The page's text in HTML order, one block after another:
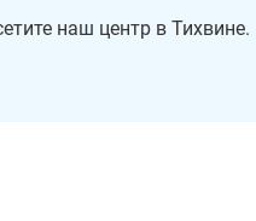
наш центр в Тихвине.